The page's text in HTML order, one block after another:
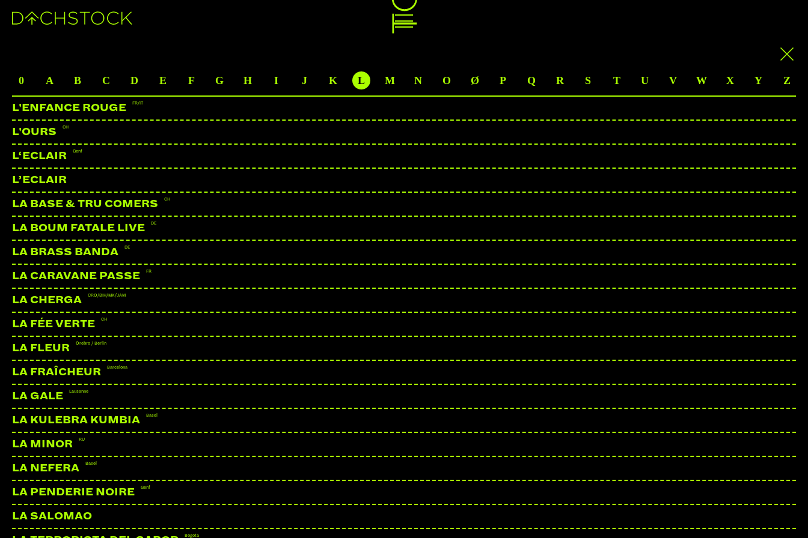
0
A B C D E F G H I J K L M N O Ø P Q R S T U V W X Y Z
L'ENFANCE ROUGE FR/IT
L'OURS CH
L‘ECLAIR Genf
L’ECLAIR
LA BASE & TRU COMERS CH
LA BOUM FATALE LIVE DE
LA BRASS BANDA DE
LA CARAVANE PASSE FR
LA CHERGA CRO/BIH/MK/JAM
LA FÉE VERTE CH
LA FLEUR Örebro / Berlin
LA FRAÎCHEUR Barcelona
LA GALE Lausanne
LA KULEBRA KUMBIA Basel
LA MINOR RU
LA NEFERA Basel
LA PENDERIE NOIRE Genf
LA SALOMAO
Bogota